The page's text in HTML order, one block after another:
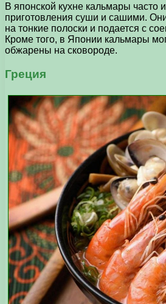
В японской кухне кальмары часто
приготовления суши и сашими.
на тонкие полоски и подается с
Кроме того, в Японии кальмары
обжарены на сковороде.
Греция